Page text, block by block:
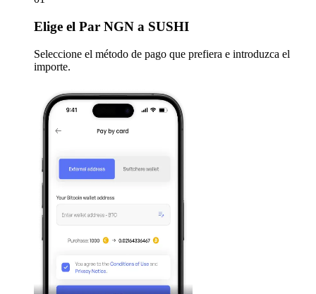
Elige el Par NGN a SUSHI
Seleccione el método de pago que prefiera e introduzca el
importe.